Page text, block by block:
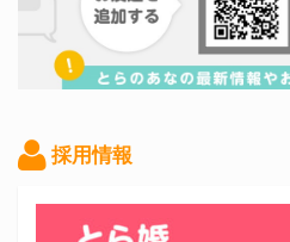
採用情報